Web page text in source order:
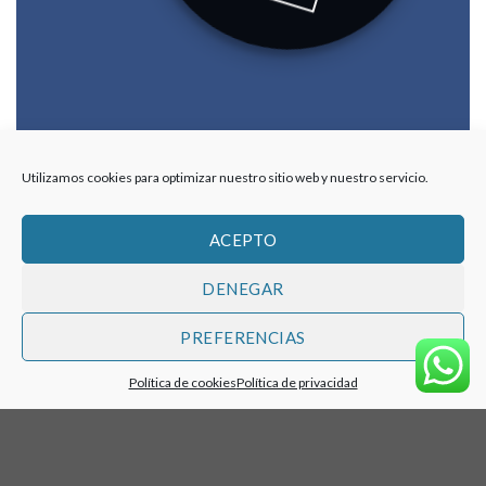
Utilizamos cookies para optimizar nuestro sitio web y nuestro servicio.
ACEPTO
DENEGAR
PREFERENCIAS
Política de cookiesPolítica de privacidad